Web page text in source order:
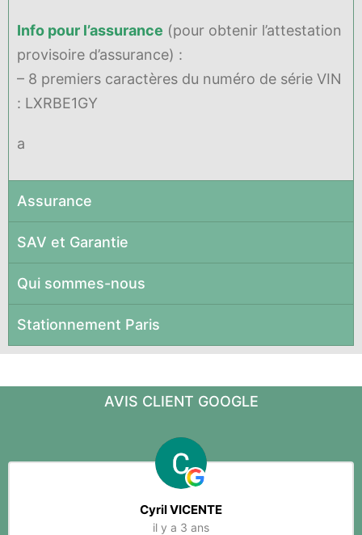
Info pour l’assurance (pour obtenir l’attestation
provisoire d’assurance) :
– 8 premiers caractères du numéro de série VIN
: LXRBE1GY
a
Assurance
SAV et Garantie
Qui sommes-nous
Stationnement Paris
AVIS CLIENT GOOGLE
Cyril VICENTE
il y a 3 ans